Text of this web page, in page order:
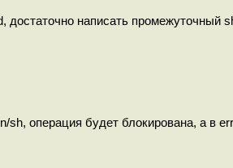
написать промежуточный
sh, операция будет блокирована, а в